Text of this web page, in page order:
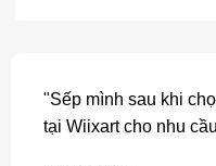
"Sếp mình sau khi
tại Wiixart cho nhu